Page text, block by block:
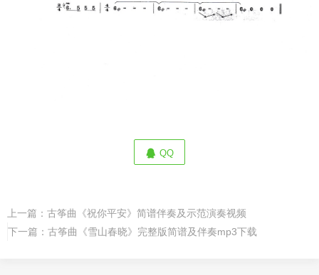
QQ
上一篇： 古筝曲《祝你平安》简谱伴奏及示范演奏视频
下一篇： 古筝曲《雪山春晓》完整版简谱及伴奏mp3下载